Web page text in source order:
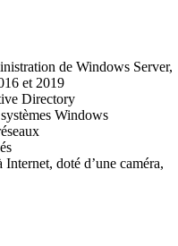
de Windows Server,
et 2019
Directory
Windows
doté d’une caméra,